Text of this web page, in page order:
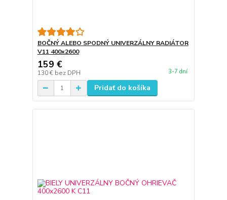
BOČNÝ ALEBO SPODNÝ UNIVERZÁLNY RADIÁTOR
V11 400x2600
159 €
130 € bez DPH 3-7 dní
Pridať do košíka